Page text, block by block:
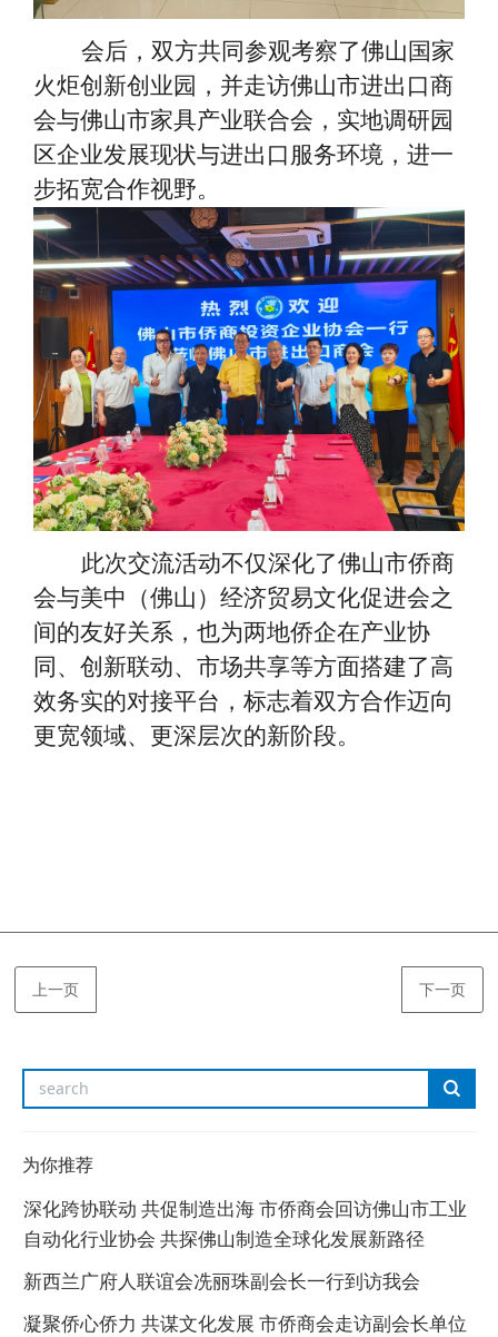
会后，双方共同参观考察了佛山国家
火炬创新创业园，并走访佛山市进出口商
会与佛山市家具产业联合会，实地调研园
区企业发展现状与进出口服务环境，进一
步拓宽合作视野。
此次交流活动不仅深化了佛山市侨商
会与美中（佛山）经济贸易文化促进会之
间的友好关系，也为两地侨企在产业协
同、创新联动、市场共享等方面搭建了高
效务实的对接平台，标志着双方合作迈向
更宽领域、更深层次的新阶段。
上一页 下一页
为你推荐
深化跨协联动 共促制造出海 市侨商会回访佛山市工业
自动化行业协会 共探佛山制造全球化发展新路径
新西兰广府人联谊会冼丽珠副会长一行到访我会
凝聚侨心侨力 共谋文化发展 市侨商会走访副会长单位